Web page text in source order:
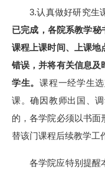
3.认真做好研究生
已完成，各院系教学秘
课程上课时间、上课地
错误，并将有关信息及
学生。课程一经学生
课。确因教师出国、
的，各学院必须以书面
替该门课程后续教学工
各学院应特别提醒